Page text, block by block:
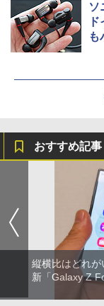
ソ
も
おすすめ記事
縦横比はどれ
新「Galaxy Z